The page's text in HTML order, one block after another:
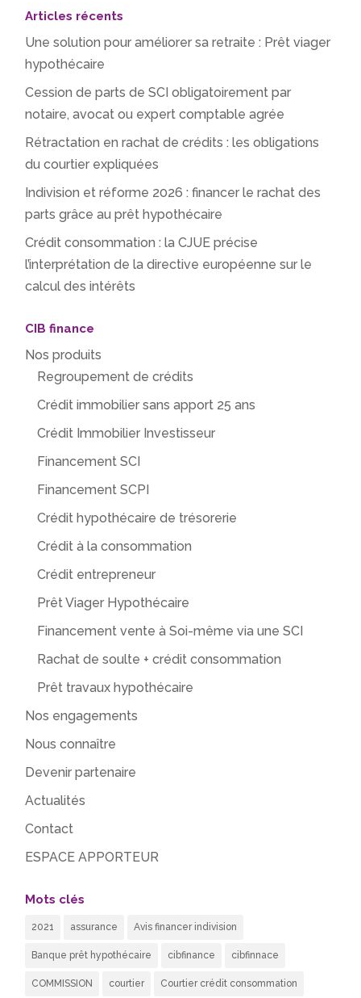
Articles récents
Une solution pour améliorer sa retraite : Prêt viager
hypothécaire
Cession de parts de SCI obligatoirement par
notaire, avocat ou expert comptable agrée
Rétractation en rachat de crédits : les obligations
du courtier expliquées
Indivision et réforme 2026 : financer le rachat des
parts grâce au prêt hypothécaire
Crédit consommation : la CJUE précise
l’interprétation de la directive européenne sur le
calcul des intérêts
CIB finance
Nos produits
Regroupement de crédits
Crédit immobilier sans apport 25 ans
Crédit Immobilier Investisseur
Financement SCI
Financement SCPI
Crédit hypothécaire de trésorerie
Crédit à la consommation
Crédit entrepreneur
Prêt Viager Hypothécaire
Financement vente à Soi-même via une SCI
Rachat de soulte + crédit consommation
Prêt travaux hypothécaire
Nos engagements
Nous connaître
Devenir partenaire
Actualités
Contact
ESPACE APPORTEUR
Mots clés
2021 assurance Avis financer indivision
Banque prêt hypothécaire cibfinance cibfinnace
COMMISSION courtier Courtier crédit consommation